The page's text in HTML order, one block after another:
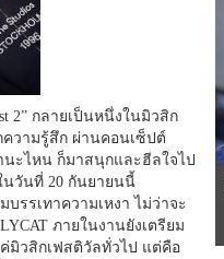
2” กลายเป็นหนึ่งในมิวสิก
ความรู้สึก ผ่านคอนเซ็ปต์
นะไหน ก็มาสนุกและฮีลใจไป
นวันที่ 20 กันยายนนี้
บรรเทาความเหงา ไม่ว่าจะ
ภายในงานยังเตรียม
ค่มิวสิกเฟสติวัลทั่วไป แต่คือ